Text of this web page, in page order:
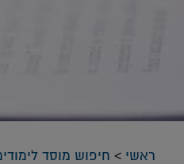
ראשי > חיפוש מוסד